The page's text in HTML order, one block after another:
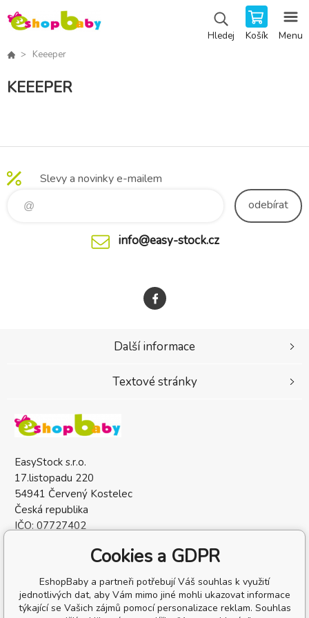
Hledej Košík Menu
Keeeper
KEEEPER
Slevy a novinky e-mailem
odebírat
info@easy-stock.cz
EasyStock s.r.o.
17.listopadu 220
54941 Červený Kostelec
Česká republika
IČO: 07727402
Další informace
Textové stránky
Cookies a GDPR
EshopBaby a partneři potřebují Váš souhlas k využití
jednotlivých dat, aby Vám mimo jiné mohli ukazovat informace
týkající se Vašich zájmů pomocí personalizace reklam. Souhlas